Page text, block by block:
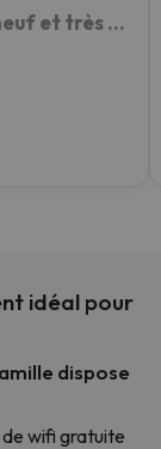
Aux Angles superbe studio refait à neuf et très bien équipé
idéal pour
dispose
wifi gratuite